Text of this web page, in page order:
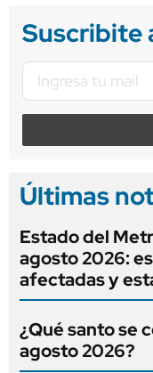
Suscribite
Últimas
Estado del
agosto 2026:
afectadas y
¿Qué santo se
agosto 2026?